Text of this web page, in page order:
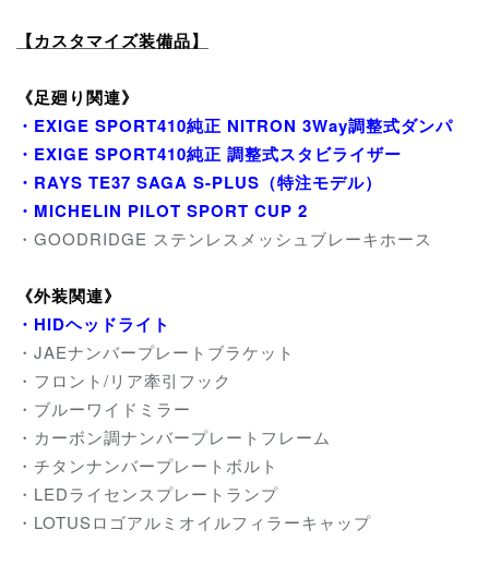
【カスタマイズ装備品】
《足廻り関連》
・EXIGE SPORT410純正 NITRON 3Way調整式ダンパ
・EXIGE SPORT410純正 調整式スタビライザー
・RAYS TE37 SAGA S-PLUS（特注モデル）
・MICHELIN PILOT SPORT CUP 2
・GOODRIDGE ステンレスメッシュブレーキホース
《外装関連》
・HIDヘッドライト
・JAEナンバープレートブラケット
・フロント/リア牽引フック
・ブルーワイドミラー
・カーボン調ナンバープレートフレーム
・チタンナンバープレートボルト
・LEDライセンスプレートランプ
・LOTUSロゴアルミオイルフィラーキャップ